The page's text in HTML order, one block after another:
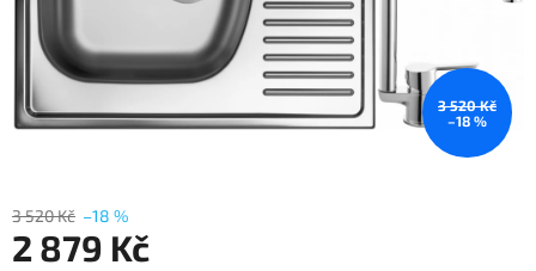
3 520 Kč
–18 %
3 520 Kč –18 %
2 879 Kč